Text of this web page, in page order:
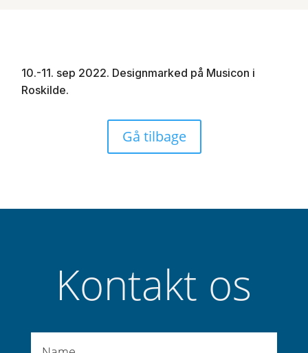
10.-11. sep 2022. Designmarked på Musicon i
Roskilde.
Gå tilbage
Kontakt os